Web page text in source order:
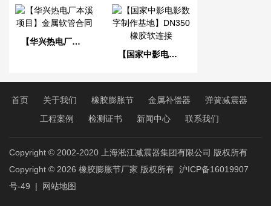
【华兴热电厂本溪项目】金属软管合同
【国家中影电影数字制作基地】DN350橡胶软连接
首页 关于我们 橡胶膨胀节 金属补偿器
弹簧减震器
工程案例
检测证书 新闻中心 联系我们
Copyright © 2002-2020 上海淞江减震器集团有限公司 版权所有
Copyright © 2026 橡胶膨胀节厂家 版权所有 沪ICP备16019907
号-49 | 网站地图